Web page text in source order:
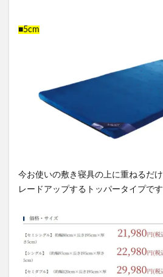
■5cm
今お使いの敷き寝具の上に重ねるだ
レードアップするトッパータイプです